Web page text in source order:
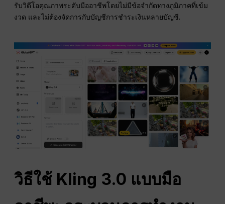
รับวิดีโอคุณภาพระดับมืออาชีพโดยไม่มีข้อจำกัดทางภูมิภาคที่เข้ม
งวด และไม่ต้องจัดการกับบัญชีการชำระเงินหลายบัญชี.
วิธีใช้ Kling 3.0 แบบมือ